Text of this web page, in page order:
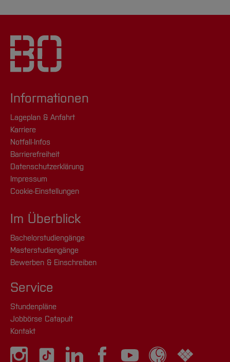
Informationen
Lageplan & Anfahrt
Karriere
Notfall-Infos
Barrierefreiheit
Datenschutzerklärung
Impressum
Cookie-Einstellungen
Im Überblick
Bachelorstudiengänge
Masterstudiengänge
Bewerben & Einschreiben
Service
Stundenpläne
Jobbörse Catapult
Kontakt